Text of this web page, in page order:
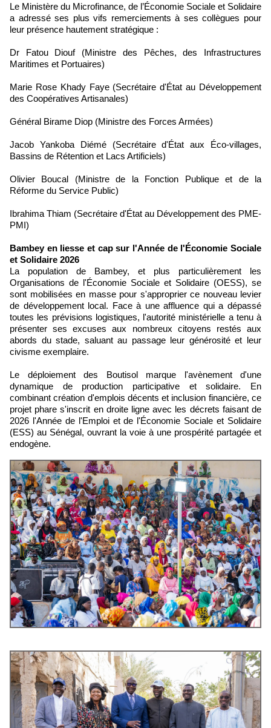
Le Ministère du Microfinance, de l’Économie Sociale et Solidaire
a adressé ses plus vifs remerciements à ses collègues pour
leur présence hautement stratégique :
Dr Fatou Diouf (Ministre des Pêches, des Infrastructures
Maritimes et Portuaires)
Marie Rose Khady Faye (Secrétaire d'État au Développement
des Coopératives Artisanales)
Général Birame Diop (Ministre des Forces Armées)
Jacob Yankoba Diémé (Secrétaire d'État aux Éco-villages,
Bassins de Rétention et Lacs Artificiels)
Olivier Boucal (Ministre de la Fonction Publique et de la
Réforme du Service Public)
Ibrahima Thiam (Secrétaire d'État au Développement des PME-
PMI)
Bambey en liesse et cap sur l'Année de l'Économie Sociale
et Solidaire 2026
La population de Bambey, et plus particulièrement les
Organisations de l'Économie Sociale et Solidaire (OESS), se
sont mobilisées en masse pour s'approprier ce nouveau levier
de développement local. Face à une affluence qui a dépassé
toutes les prévisions logistiques, l'autorité ministérielle a tenu à
présenter ses excuses aux nombreux citoyens restés aux
abords du stade, saluant au passage leur générosité et leur
civisme exemplaire.
Le déploiement des Boutisol marque l'avènement d'une
dynamique de production participative et solidaire. En
combinant création d'emplois décents et inclusion financière, ce
projet phare s'inscrit en droite ligne avec les décrets faisant de
2026 l'Année de l'Emploi et de l'Économie Sociale et Solidaire
(ESS) au Sénégal, ouvrant la voie à une prospérité partagée et
endogène.